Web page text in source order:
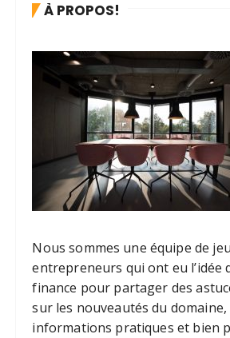
À PROPOS!
Nous sommes une équipe de
entrepreneurs qui ont eu l’idée
finance pour partager des
sur les nouveautés du domaine,
informations pratiques et bien